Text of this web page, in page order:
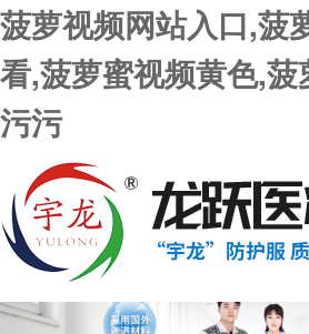
菠萝视频网站入口,菠
看,菠萝蜜视频黄色,
污污